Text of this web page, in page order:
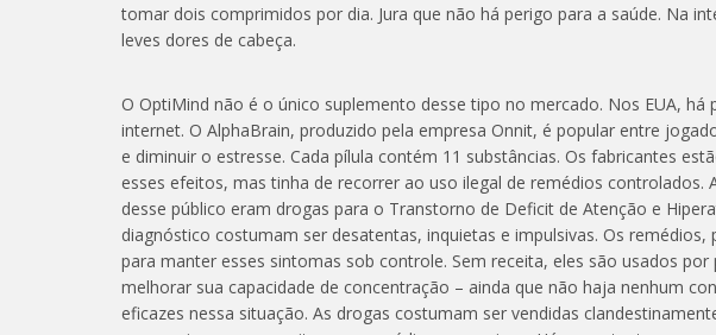
tomar dois comprimidos por dia. Jura que não há perigo para a saúde. Na
leves dores de cabeça.
O OptiMind não é o único suplemento desse tipo no mercado. Nos EUA, há
internet. O AlphaBrain, produzido pela empresa Onnit, é popular entre
e diminuir o estresse. Cada pílula contém 11 substâncias. Os fabricantes
esses efeitos, mas tinha de recorrer ao uso ilegal de remédios controlados.
desse público eram drogas para o Transtorno de Deficit de Atenção e
diagnóstico costumam ser desatentas, inquietas e impulsivas. Os
para manter esses sintomas sob controle. Sem receita, eles são usados por
melhorar sua capacidade de concentração – ainda que não haja nenhum
eficazes nessa situação. As drogas costumam ser vendidas